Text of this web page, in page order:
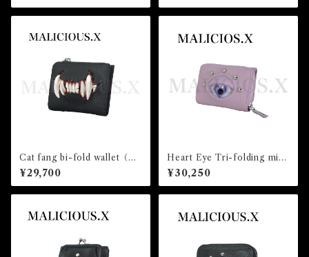
Cat fang bi-fold wallet（mi
ni)Black
¥29,700
Heart Eye Tri-folding mini
wallet(Light Violet) /Violet
¥30,250